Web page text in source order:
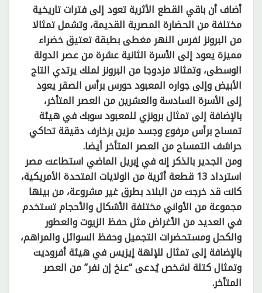
أضاف أن باقي القطع الأثرية تعود إلى فترات تاريخية
مختلفة من الحضارة المصرية القديمة، وتشمل تمثالا
من البرونز لفرس النهر مغطى بطبقة تعتيق خضراء
مميزة يعود إلى الأسرة الثانية عشرة من عصر الدولة
الوسطى، وتمثالا مزدوجا من البرونز لملك يرتدي التاج
الأبيض وإلى جواره المعبود حورس برأس الصقر يعود
إلى الأسرة السادسة والعشرين من العصر المتأخر،
بالإضافة إلى تمثال برونزي للمعبود سوبك في هيئة
تمساح برأس مرفوع وجسد مزين بزخارف دقيقة تحاكي
حراشف التمساح من العصر المتأخر أيضا.
ومن الجدير بالذكر إنه في إبريل الماضي استطاعت مصر
استرداد 13 قطعة أثرية من الولايات المتحدة الأمريكية،
كانت قد خرجت من البلاد بطرق غير مشروعة، من بينها
مجموعة من الأواني مختلفة الأشكال والأحجام تستخدم
في العديد من الأغراض مثل حفظ الزيوت والعطور
والكحل ومستحضرات التجميل وحفظ السوائل والمراهم،
بالإضافة إلى تمثال للإلهة إيزيس في هيئة أفروديت
وتمثال كتلة لشخص يُدعى “عنخ إن نفر” من العصر
المتأخر.